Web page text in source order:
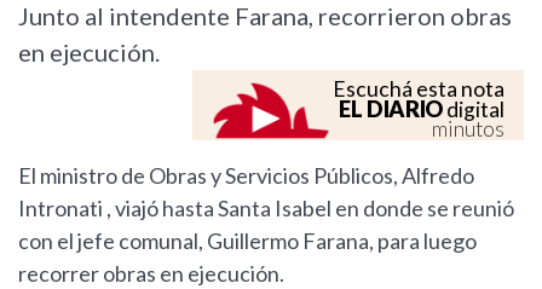
Junto al intendente Farana, recorrieron obras
en ejecución.
Escuchá esta nota
EL DIARIOdigital
minutos
El ministro de Obras y Servicios Públicos, Alfredo
Intronati , viajó hasta Santa Isabel en donde se reunió
con el jefe comunal, Guillermo Farana, para luego
recorrer obras en ejecución.